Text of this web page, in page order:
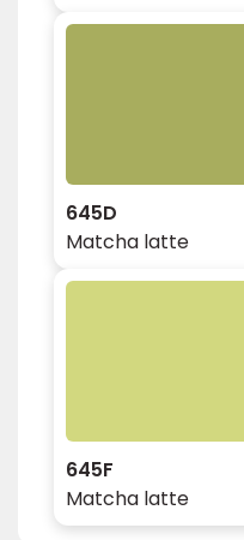
645D
Matcha latte
645F
Matcha latte